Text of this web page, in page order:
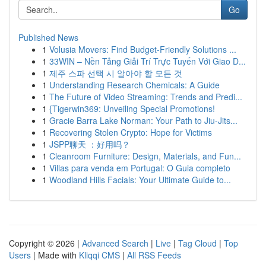
Go
Published News
1 Volusia Movers: Find Budget-Friendly Solutions ...
1 33WIN – Nền Tảng Giải Trí Trực Tuyến Với Giao D...
1 제주 스파 선택 시 알아야 할 모든 것
1 Understanding Research Chemicals: A Guide
1 The Future of Video Streaming: Trends and Predi...
1 {Tigerwin369: Unveiling Special Promotions!
1 Gracie Barra Lake Norman: Your Path to Jiu-Jits...
1 Recovering Stolen Crypto: Hope for Victims
1 JSPP聊天 ：好用吗？
1 Cleanroom Furniture: Design, Materials, and Fun...
1 Villas para venda em Portugal: O Guia completo
1 Woodland Hills Facials: Your Ultimate Guide to...
Copyright © 2026 | Advanced Search | Live | Tag Cloud | Top
Users | Made with Kliqqi CMS | All RSS Feeds